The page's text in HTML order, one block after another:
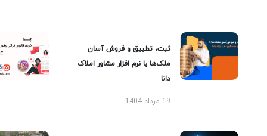
ثبت، تطبیق و فروش آسان
ملک‌ها با نرم افزار مشاور املاک
دانا
19 مرداد 1404